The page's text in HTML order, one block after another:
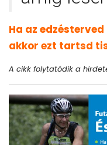
Ha az
akkor ezt tartsd
A cikk folytatódik a